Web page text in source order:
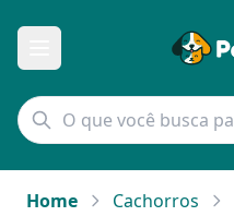
Home Cachorros